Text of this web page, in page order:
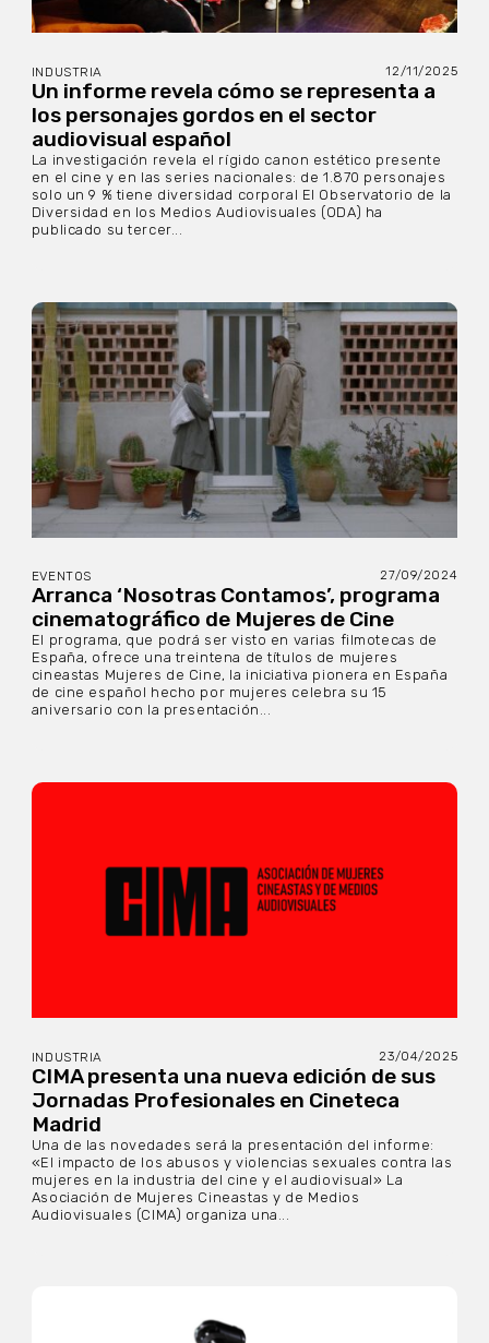
INDUSTRIA 12/11/2025
Un informe revela cómo se representa a
los personajes gordos en el sector
audiovisual español
La investigación revela el rígido canon estético presente
en el cine y en las series nacionales: de 1.870 personajes
solo un 9 % tiene diversidad corporal El Observatorio de la
Diversidad en los Medios Audiovisuales (ODA) ha
publicado su tercer...
EVENTOS 27/09/2024
Arranca ‘Nosotras Contamos’, programa
cinematográfico de Mujeres de Cine
El programa, que podrá ser visto en varias filmotecas de
España, ofrece una treintena de títulos de mujeres
cineastas Mujeres de Cine, la iniciativa pionera en España
de cine español hecho por mujeres celebra su 15
aniversario con la presentación...
INDUSTRIA 23/04/2025
CIMA presenta una nueva edición de sus
Jornadas Profesionales en Cineteca
Madrid
Una de las novedades será la presentación del informe:
«El impacto de los abusos y violencias sexuales contra las
mujeres en la industria del cine y el audiovisual» La
Asociación de Mujeres Cineastas y de Medios
Audiovisuales (CIMA) organiza una...